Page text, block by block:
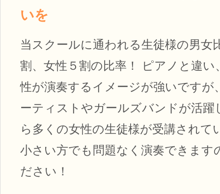
いを
当スクールに通われる生徒様の男女
割、女性５割の比率！ ピアノと違い
性が演奏するイメージが強いですが
ーティストやガールズバンドが活躍
ら多くの女性の生徒様が受講されて
小さい方でも問題なく演奏できます
ださい！